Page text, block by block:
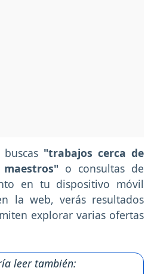
"trabajos cerca de
o consultas de
en tu dispositivo móvil
la web, verás resultados
explorar varias ofertas
leer también: